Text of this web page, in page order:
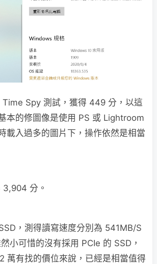
Spy 測試，獲得 449 分，以這
本的修圖像是使用 PS 或 Lightroom
載入過多的圖片下，操作依然是相當
3,904 分。
，測得讀寫速度分別為 541MB/S
小可惜的沒有採用 PCIe 的 SSD，
萬有找的價位來說，已經是相當值得